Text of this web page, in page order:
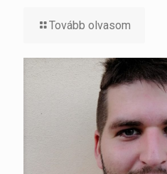
Tovább olvasom